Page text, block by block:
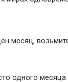
месяц,
одного